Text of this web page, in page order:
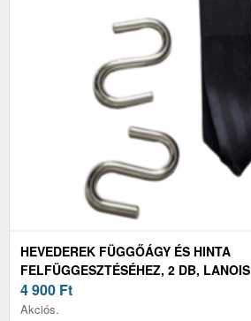
HEVEDEREK FÜGGŐÁGY ÉS HINTA
FELFÜGGESZTÉSÉHEZ, 2 DB, LANOIS
4 900 Ft
Akciós.